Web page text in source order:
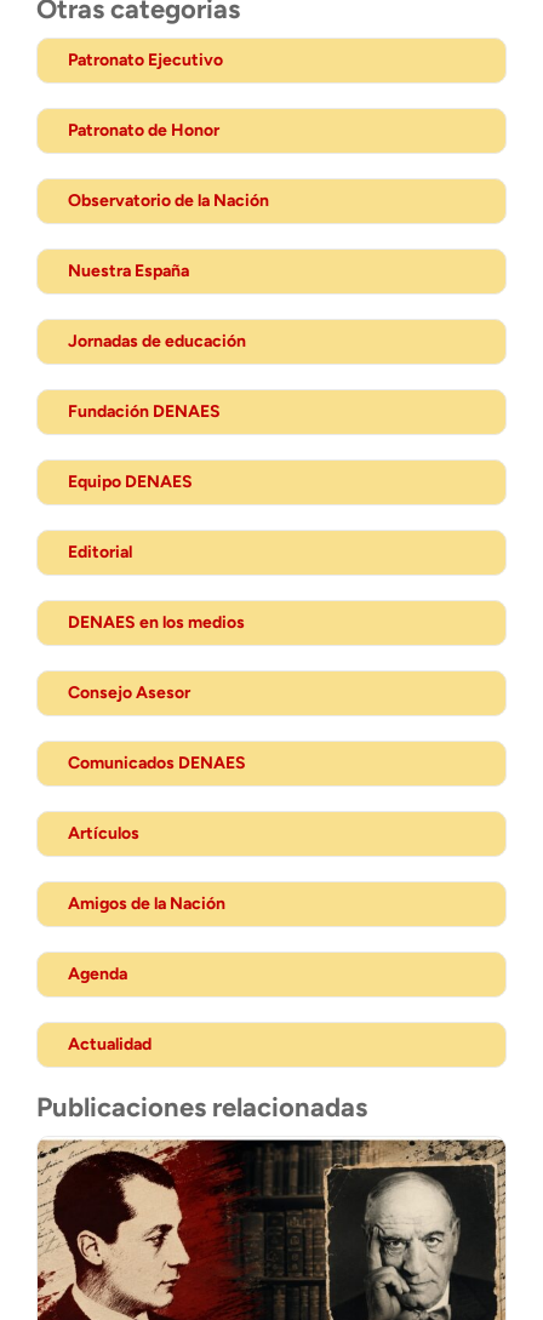
Otras categorias
Patronato Ejecutivo
Patronato de Honor
Observatorio de la Nación
Nuestra España
Jornadas de educación
Fundación DENAES
Equipo DENAES
Editorial
DENAES en los medios
Consejo Asesor
Comunicados DENAES
Artículos
Amigos de la Nación
Agenda
Actualidad
Publicaciones relacionadas